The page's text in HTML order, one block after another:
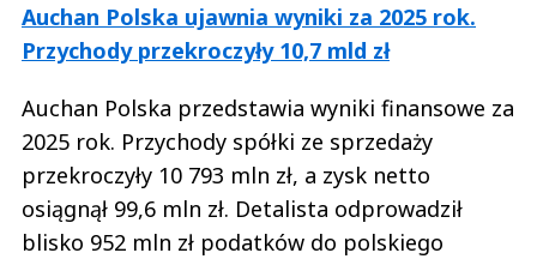
Auchan Polska ujawnia wyniki za 2025 rok.
Przychody przekroczyły 10,7 mld zł
Auchan Polska przedstawia wyniki finansowe za
2025 rok. Przychody spółki ze sprzedaży
przekroczyły 10 793 mln zł, a zysk netto
osiągnął 99,6 mln zł. Detalista odprowadził
blisko 952 mln zł podatków do polskiego